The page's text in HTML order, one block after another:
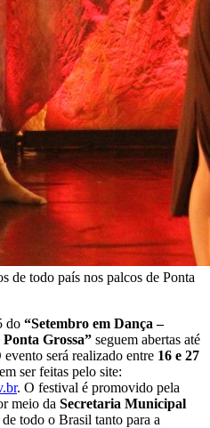
de todo país nos palcos de Ponta
do “Setembro em Dança –
Grossa” seguem abertas até
será realizado entre 16 e 27
ser feitas pelo site:
. O festival é promovido pela
meio da Secretaria Municipal
de todo o Brasil tanto para a